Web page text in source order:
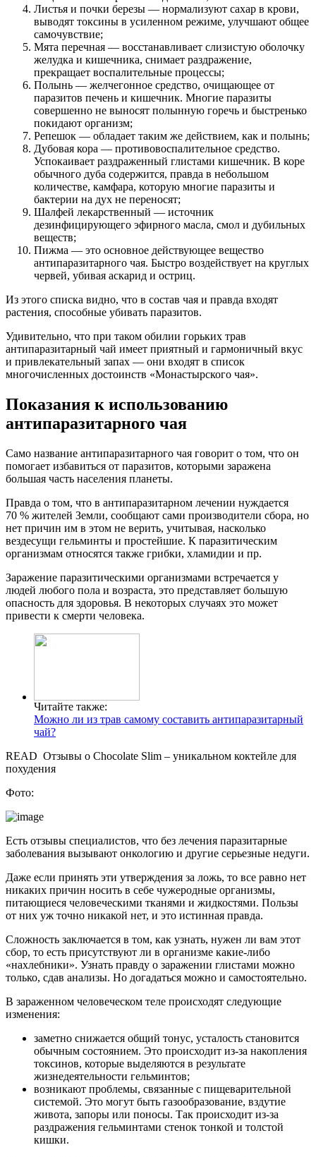
Листья и почки березы — нормализуют сахар в крови,
выводят токсины в усиленном режиме, улучшают общее
самочувствие;
Мята перечная — восстанавливает слизистую оболочку
желудка и кишечника, снимает раздражение,
прекращает воспалительные процессы;
Полынь — желчегонное средство, очищающее от
паразитов печень и кишечник. Многие паразиты
совершенно не выносят полынную горечь и быстренько
покидают организм;
Репешок — обладает таким же действием, как и полынь;
Дубовая кора — противовоспалительное средство.
Успокаивает раздраженный глистами кишечник. В коре
обычного дуба содержится, правда в небольшом
количестве, камфара, которую многие паразиты и
бактерии на дух не переносят;
Шалфей лекарственный — источник
дезинфицирующего эфирного масла, смол и дубильных
веществ;
Пижма — это основное действующее вещество
антипаразитарного чая. Быстро воздействует на круглых
червей, убивая аскарид и остриц.
Из этого списка видно, что в состав чая и правда входят
растения, способные убивать паразитов.
Удивительно, что при таком обилии горьких трав
антипаразитарный чай имеет приятный и гармоничный вкус
и привлекательный запах — они входят в список
многочисленных достоинств «Монастырского чая».
Показания к использованию
антипаразитарного чая
Само название антипаразитарного чая говорит о том, что он
помогает избавиться от паразитов, которыми заражена
большая часть населения планеты.
Правда о том, что в антипаразитарном лечении нуждается
70 % жителей Земли, сообщают сами производители сбора, но
нет причин им в этом не верить, учитывая, насколько
вездесущи гельминты и простейшие. К паразитическим
организмам относятся также грибки, хламидии и пр.
Заражение паразитическими организмами встречается у
людей любого пола и возраста, это представляет большую
опасность для здоровья. В некоторых случаях это может
привести к смерти человека.
Читайте также:
Можно ли из трав самому составить антипаразитарный
чай?
READ Отзывы о Chocolate Slim – уникальном коктейле для
похудения
Фото:
Есть отзывы специалистов, что без лечения паразитарные
заболевания вызывают онкологию и другие серьезные недуги.
Даже если принять эти утверждения за ложь, то все равно нет
никаких причин носить в себе чужеродные организмы,
питающиеся человеческими тканями и жидкостями. Пользы
от них уж точно никакой нет, и это истинная правда.
Сложность заключается в том, как узнать, нужен ли вам этот
сбор, то есть присутствуют ли в организме какие-либо
«нахлебники». Узнать правду о заражении глистами можно
только, сдав анализы. Но догадаться можно и самостоятельно.
В зараженном человеческом теле происходят следующие
изменения:
заметно снижается общий тонус, усталость становится
обычным состоянием. Это происходит из-за накопления
токсинов, которые выделяются в результате
жизнедеятельности гельминтов;
возникают проблемы, связанные с пищеварительной
системой. Это могут быть газообразование, вздутие
живота, запоры или поносы. Так происходит из-за
раздражения гельминтами стенок тонкой и толстой
кишки.